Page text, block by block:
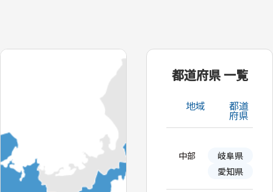
都道府県 一覧
地域 都道
府県
中部
岐阜県
愛知県